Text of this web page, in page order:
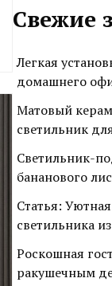
Свежие
Легкая
домашнего
Матовый
светильник
Светильник-
бананового
Статья:
светильника
Роскошная
ракушечным